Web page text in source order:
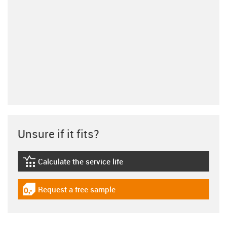
Unsure if it fits?
igus-icon-lebensdauerrechner
Calculate the service life
igus-icon-gratismuster
Request a free sample